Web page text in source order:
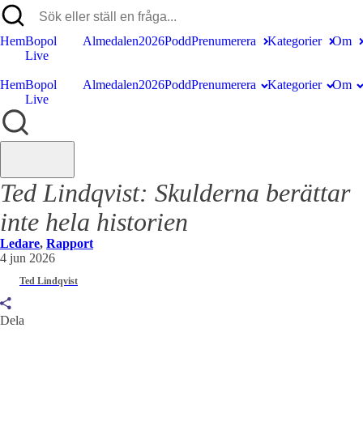
HemBopol
Live
Almedalen2026PoddPrenumerera Kategorier Om
HemBopol
Live
Almedalen2026PoddPrenumerera Kategorier Om
Ted Lindqvist: Skulderna berättar
inte hela historien
Ledare, Rapport
4 jun 2026
Ted Lindqvist
Dela